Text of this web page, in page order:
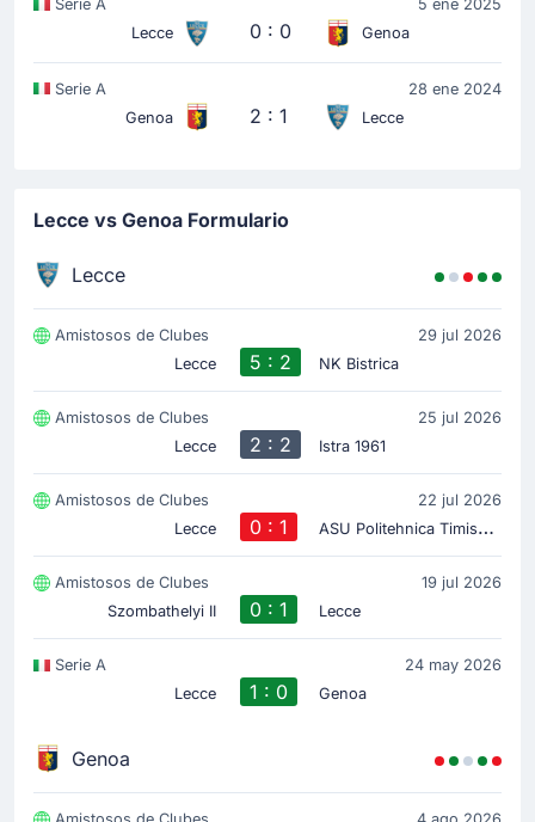
Serie A
5 ene 2025
Lecce
0 : 0 Genoa
Serie A
28 ene 2024
Genoa
2 : 1 Lecce
Lecce vs Genoa Formulario
Lecce
Amistosos de Clubes
29 jul 2026
Lecce
5 : 2 NK Bistrica
Amistosos de Clubes
25 jul 2026
Lecce
2 : 2 Istra 1961
Amistosos de Clubes
22 jul 2026
Lecce
0 : 1 A
SU Politehnica Timisoara
Amistosos de Clubes
19 jul 2026
Szombathelyi II
0 : 1 Lecce
Serie A
24 may 2026
Lecce
1 : 0 Genoa
Genoa